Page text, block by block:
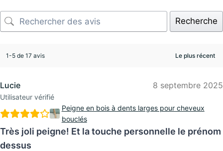
Recherche
1-5 de 17 avis
Lucie
Utilisateur vérifié
8 septembre 2025
Peigne en bois à dents larges pour cheveux
bouclés
Très joli peigne! Et la touche personnelle le prénom
dessus